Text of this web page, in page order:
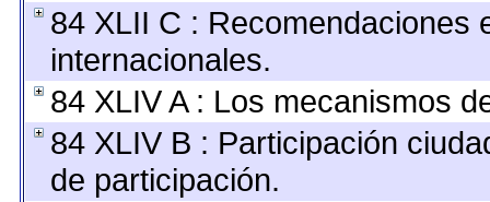
84 XLII C : Recomendaciones
internacionales.
84 XLIV A : Los mecanismos
84 XLIV B : Participación
de participación.